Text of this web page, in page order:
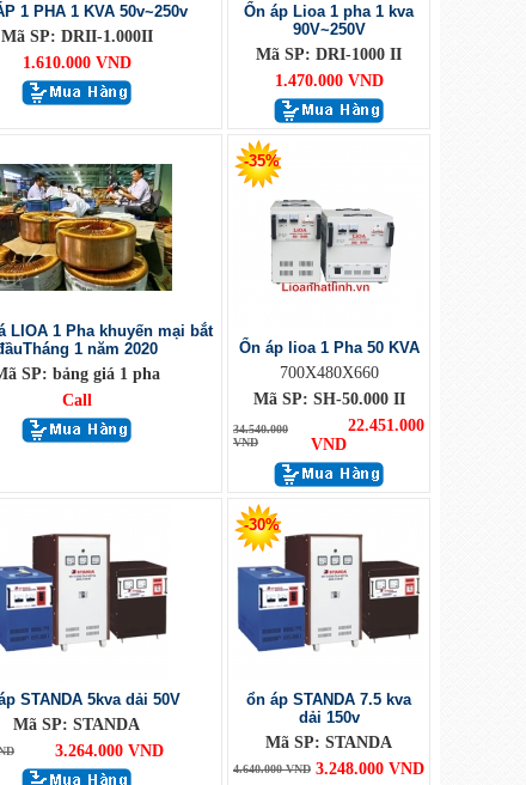
1 PHA 1 KVA 50v~250v
Mã SP: DRII-1.000II
1.610.000 VND
Ổn áp Lioa 1 pha 1 kva
90V~250V
Mã SP: DRI-1000 II
1.470.000 VND
LIOA 1 Pha khuyến mại bắt
1 năm 2020
SP: bảng giá 1 pha
Call
-35%
Ổn áp lioa 1 Pha 50 KVA
700X480X660
Mã SP: SH-50.000 II
34.540.000
VND
22.451.000
VND
STANDA 5kva dải 50V
Mã SP: STANDA
3.264.000 VND
-30%
ổn áp STANDA 7.5 kva
dải 150v
Mã SP: STANDA
4.640.000 VND 3.248.000 VND